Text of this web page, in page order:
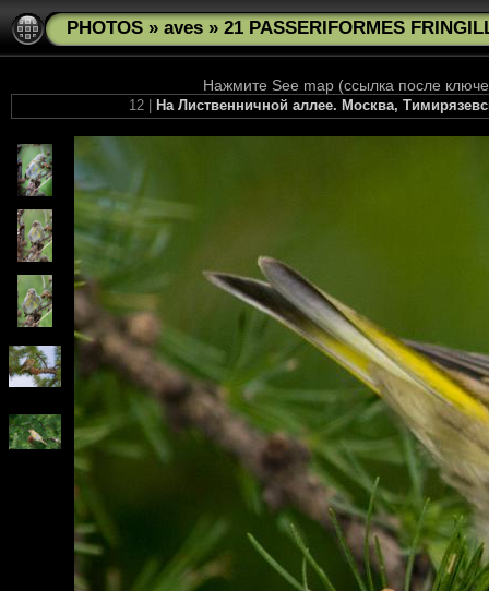
PHOTOS » aves » 21 PASSERIFORMES
Нажмите See map (ссылка после
12 | На Лиственничной аллее. Москва,